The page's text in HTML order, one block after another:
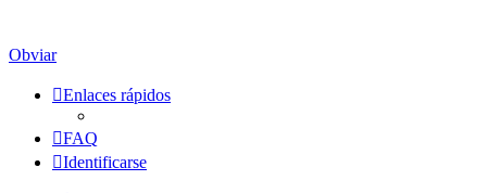
Obviar
Enlaces rápidos
FAQ
Identificarse